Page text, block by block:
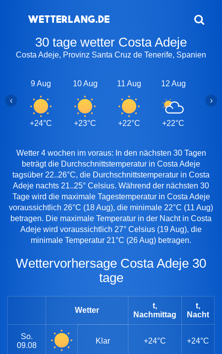
30 tage wetter Costa Adeje
Costa Adeje, Provinz Santa Cruz de Tenerife, Spanien
9 Aug
+24°C
10 Aug
+23°C
11 Aug
+22°C
12 Aug
+22°C
‹ ›
Wetter 4 wochen im voraus: In den nächsten 30 Tagen
beträgt die Durchschnittstemperatur in Costa Adeje
tagsüber 22..26°C, die Durchschnittstemperatur in Costa
Adeje nachts 21..25° Celsius. Während der nächsten 30
Tage wird die maximale Tagestemperatur in Costa Adeje
voraussichtlich 26°C (18 Aug), die minimale 22°C (11 Aug)
betragen. Die maximale Temperatur in der Nacht in Costa
Adeje wird voraussichtlich 27° Celsius (19 Aug), die
minimale Temperatur 21°C (26 Aug) betragen.
Wettervorhersage Costa Adeje 30
tage
Wetter
t,
Nachmittag
t,
Nacht
So.
09.08
Klar +24°C +24°C